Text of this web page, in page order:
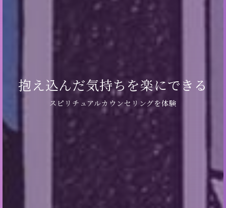
抱え込んだ気持ちを楽にできる
スピリチュアルカウンセリングを体験